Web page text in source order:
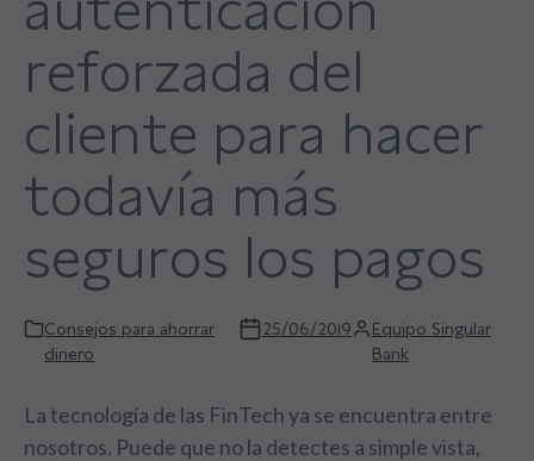
reforzada del
cliente para hacer
todavía más
seguros los pagos
Consejos para ahorrar
dinero
25/06/2019
Equipo Singular
Bank
La tecnología de las FinTech ya se encuentra entre
nosotros. Puede que no la detectes a simple vista,